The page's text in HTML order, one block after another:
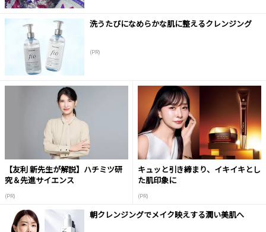
洗うたびになめらかな肌に整えるクレンジング
(PR)
【友利 新先生が解説】ハチミツ研
究＆先進サイエンス
(PR)
キュッと引き締まり、イキイキとし
た肌印象に
(PR)
朝クレンジングでメイク映えする潤い美肌へ